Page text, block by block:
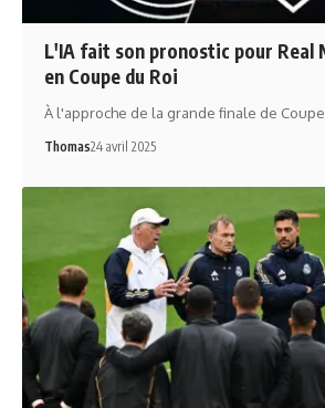
L'IA fait son pronostic pour Real
en Coupe du Roi
À l'approche de la grande finale de
Thomas24 avril 2025